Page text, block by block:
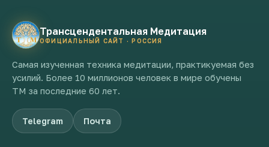
Трансцендентальная Медитация
ОФИЦИАЛЬНЫЙ САЙТ · РОССИЯ
Самая изученная техника медитации, практикуемая без
усилий. Более 10 миллионов человек в мире обучены
ТМ за последние 60 лет.
Telegram Почта